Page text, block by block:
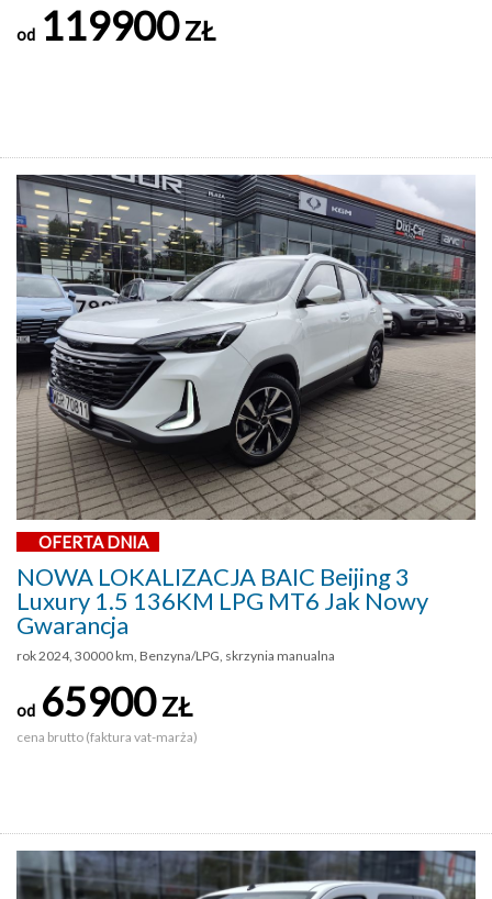
od 119900ZŁ
OFERTA DNIA
NOWA LOKALIZACJA BAIC Beijing 3
Luxury 1.5 136KM LPG MT6 Jak Nowy
Gwarancja
rok 2024, 30000 km, Benzyna/LPG, skrzynia manualna
od 65900ZŁ
cena brutto (faktura vat-marża)